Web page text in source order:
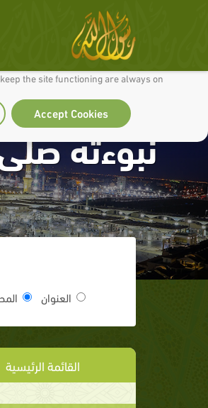
for you and so we can continually improve it.
the site functioning are always on
Accept Cookies
نبوءته
العنوان
القائمة الرئيسية